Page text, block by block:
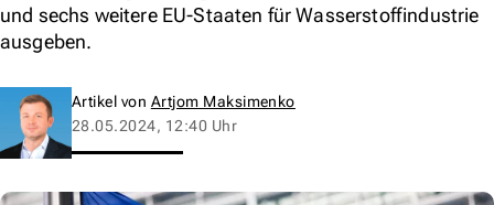
und sechs weitere EU-Staaten für Wasserstoffindustrie
ausgeben.
Artikel von Artjom Maksimenko
28.05.2024, 12:40 Uhr